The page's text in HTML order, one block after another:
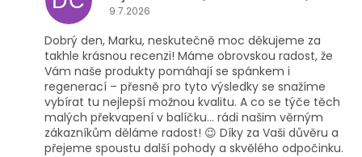
9.7.2026
Dobrý den, Marku, neskutečně moc děkujeme za
takhle krásnou recenzi! Máme obrovskou radost, že
Vám naše produkty pomáhají se spánkem i
regenerací – přesně pro tyto výsledky se snažíme
vybírat tu nejlepší možnou kvalitu. A co se týče těch
malých překvapení v balíčku... rádi našim věrným
zákazníkům děláme radost! 😉 Díky za Vaši důvěru a
přejeme spoustu další pohody a skvělého odpočinku.